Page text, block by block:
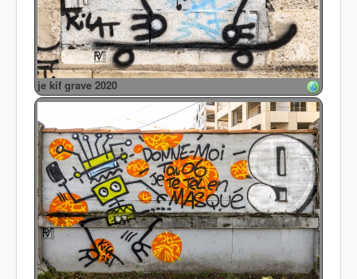
je kif grave 2020